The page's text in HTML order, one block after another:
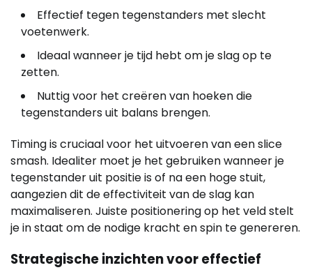
Effectief tegen tegenstanders met slecht
voetenwerk.
Ideaal wanneer je tijd hebt om je slag op te
zetten.
Nuttig voor het creëren van hoeken die
tegenstanders uit balans brengen.
Timing is cruciaal voor het uitvoeren van een slice
smash. Idealiter moet je het gebruiken wanneer je
tegenstander uit positie is of na een hoge stuit,
aangezien dit de effectiviteit van de slag kan
maximaliseren. Juiste positionering op het veld stelt
je in staat om de nodige kracht en spin te genereren.
Strategische inzichten voor effectief